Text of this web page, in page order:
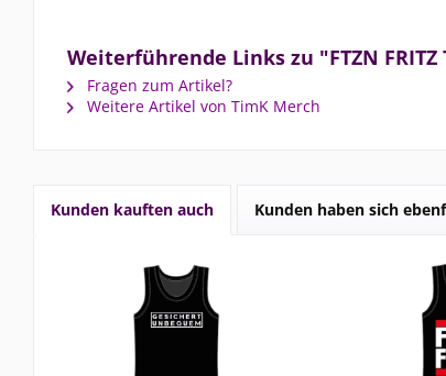
Weiterführende Links zu "FTZN
Fragen zum Artikel?
Weitere Artikel von TimK Merch
Kunden kauften auch Kunden haben sich